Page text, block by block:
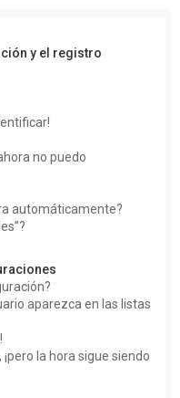
y el registro
no puedo
automáticamente?
aparezca en las listas
la hora sigue siendo